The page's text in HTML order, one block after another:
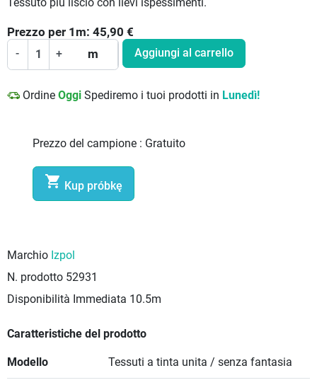
Tessuto più liscio con lievi ispessimenti.
Prezzo per 1 m: 45,90 €
- + m Aggiungi al carrello
Ordine Oggi Spediremo i tuoi prodotti in Lunedì!
Prezzo del campione : Gratuito
 Kup próbkę
Marchio Izpol
N. prodotto 52931
Disponibilità Immediata 10.5m
Caratteristiche del prodotto
Modello Tessuti a tinta unita / senza fantasia